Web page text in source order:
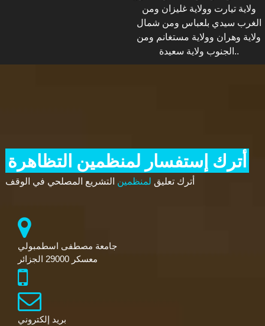
ولاية تيارت وولاية غليزان ومن
الغرب سيدي بلعباس ومن شمال
ولاية وهران وولاية مستغانم ومن
الجنوب ولاية سعيدة..
أترك إستفسار لمنظمين التظاهرة
أترك تعليق لمنظمين التشريع المصلحي في الوقف
جامعة مصطفى اسطمبولي
معسكر 29000 الجزائر
بريد إلكتروني